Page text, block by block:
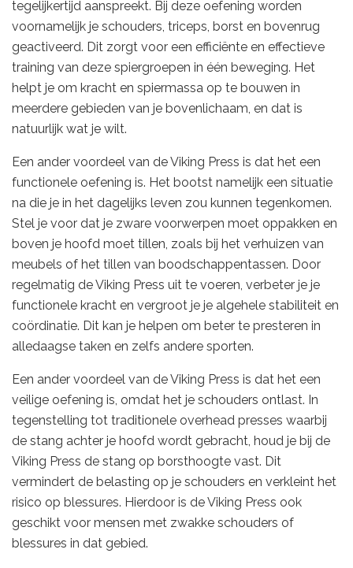
tegelijkertijd aanspreekt. Bij deze oefening worden
voornamelijk je schouders, triceps, borst en bovenrug
geactiveerd. Dit zorgt voor een efficiënte en effectieve
training van deze spiergroepen in één beweging. Het
helpt je om kracht en spiermassa op te bouwen in
meerdere gebieden van je bovenlichaam, en dat is
natuurlijk wat je wilt.
Een ander voordeel van de Viking Press is dat het een
functionele oefening is. Het bootst namelijk een situatie
na die je in het dagelijks leven zou kunnen tegenkomen.
Stel je voor dat je zware voorwerpen moet oppakken en
boven je hoofd moet tillen, zoals bij het verhuizen van
meubels of het tillen van boodschappentassen. Door
regelmatig de Viking Press uit te voeren, verbeter je je
functionele kracht en vergroot je je algehele stabiliteit en
coördinatie. Dit kan je helpen om beter te presteren in
alledaagse taken en zelfs andere sporten.
Een ander voordeel van de Viking Press is dat het een
veilige oefening is, omdat het je schouders ontlast. In
tegenstelling tot traditionele overhead presses waarbij
de stang achter je hoofd wordt gebracht, houd je bij de
Viking Press de stang op borsthoogte vast. Dit
vermindert de belasting op je schouders en verkleint het
risico op blessures. Hierdoor is de Viking Press ook
geschikt voor mensen met zwakke schouders of
blessures in dat gebied.